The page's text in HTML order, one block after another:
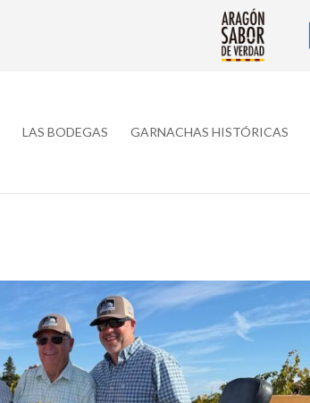
LAS BODEGAS GARNACHAS HISTÓRICAS